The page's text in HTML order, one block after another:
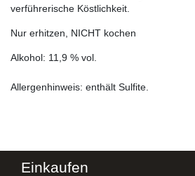
verführerische Köstlichkeit.
Nur erhitzen, NICHT kochen
Alkohol: 11,9 % vol.
Allergenhinweis: enthält Sulfite.
Einkaufen